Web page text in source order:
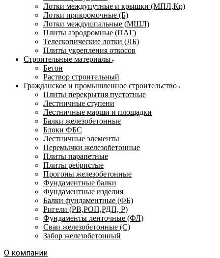
Лотки междупутные и крышки (МПЛ,Кр)
Лотки прикромочные (Б)
Лотки междушпальные (МШЛ)
Плиты аэродромные (ПАГ)
Телескопические лотки (ЛБ)
Плиты укрепления откосов
Строительные материалы
Бетон
Раствор строительный
Гражданское и промышленное строительство
Плиты перекрытия пустотные
Лестничные ступени
Лестничные марши и площадки
Балки железобетонные
Блоки ФБС
Лестничные элементы
Перемычки железобетонные
Плиты парапетные
Плиты ребристые
Прогоны железобетонные
Фундаментные балки
Фундаментные изделия
Балки фундаментные (ФБ)
Ригели (РВ,РОП,РДП, Р)
Фундаменты ленточные (ФЛ)
Сваи железобетонные (С)
Забор железобетонный
О компании